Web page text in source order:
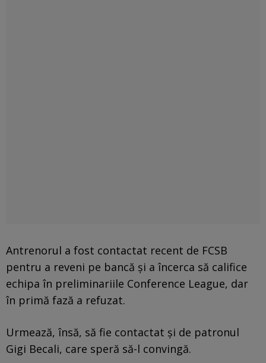
Antrenorul a fost contactat recent de FCSB
pentru a reveni pe bancă și a încerca să califice
echipa în preliminariile Conference League, dar
în primă fază a refuzat.
Urmează, însă, să fie contactat și de patronul
Gigi Becali, care speră să-l convingă.